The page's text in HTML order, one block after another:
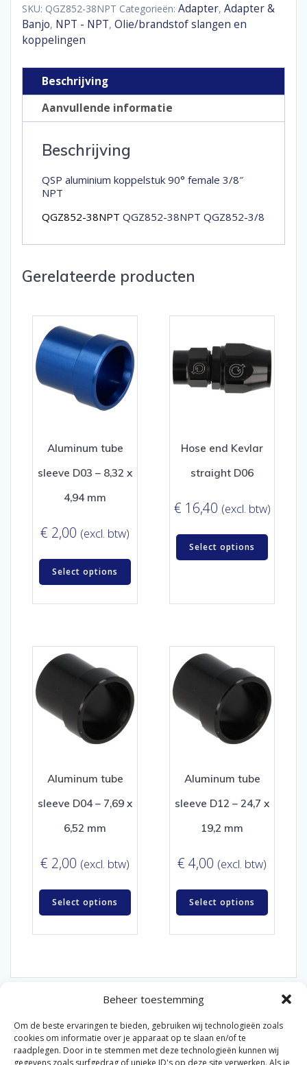
Beheer toestemming
Om de beste ervaringen te bieden, gebruiken wij technologieën zoals
cookies om informatie over je apparaat op te slaan en/of te
raadplegen. Door in te stemmen met deze technologieën kunnen wij
gegevens zoals surfgedrag of unieke ID's op deze site verwerken. Als je
3/8"
NPT
aantal
SKU: QGZ852-38NPT Categorieën: Adapter, Adapter &
Banjo, NPT - NPT, Olie/brandstof slangen en
koppelingen
Beschrijving
Aanvullende informatie
Beschrijving
QSP aluminium koppelstuk 90° female 3/8″
NPT
QGZ852-38NPT QGZ852-38NPT QGZ852-3/8
Gerelateerde producten
Aluminum tube
sleeve D03 – 8,32 x
4,94 mm
€ 2,00 (excl. btw)
Select options
Hose end Kevlar
straight D06
€ 16,40 (excl. btw)
Select options
Aluminum tube
sleeve D04 – 7,69 x
6,52 mm
€ 2,00 (excl. btw)
Select options
Aluminum tube
sleeve D12 – 24,7 x
19,2 mm
€ 4,00 (excl. btw)
Select options